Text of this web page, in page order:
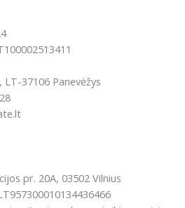
37106 Panevėžys
pr. 20A, 03502 Vilnius